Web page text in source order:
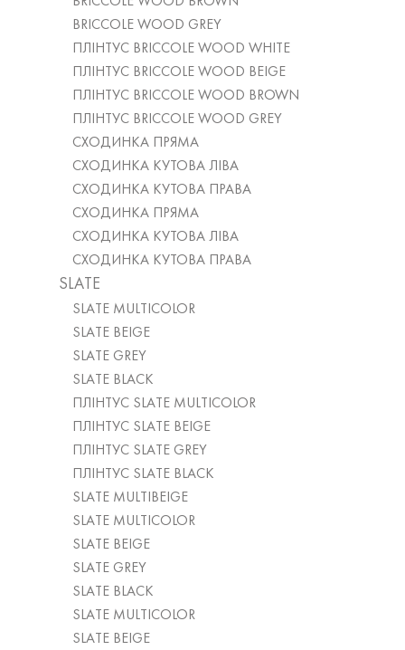
BRICCOLE WOOD GREY
ПЛІНТУС BRICCOLE WOOD WHITE
ПЛІНТУС BRICCOLE WOOD BEIGE
ПЛІНТУС BRICCOLE WOOD BROWN
ПЛІНТУС BRICCOLE WOOD GREY
СХОДИНКА ПРЯМА
СХОДИНКА КУТОВА ЛІВА
СХОДИНКА КУТОВА ПРАВА
СХОДИНКА ПРЯМА
СХОДИНКА КУТОВА ЛІВА
СХОДИНКА КУТОВА ПРАВА
SLATE
SLATE MULTICOLOR
SLATE BEIGE
SLATE GREY
SLATE BLACK
ПЛІНТУС SLATE MULTICOLOR
ПЛІНТУС SLATE BEIGE
ПЛІНТУС SLATE GREY
ПЛІНТУС SLATE BLACK
SLATE MULTIBEIGE
SLATE MULTICOLOR
SLATE BEIGE
SLATE GREY
SLATE BLACK
SLATE MULTICOLOR
SLATE BEIGE